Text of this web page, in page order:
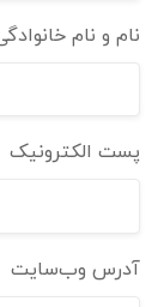
نام و نام
پست الکترونیک
آدرس وب‌سایت